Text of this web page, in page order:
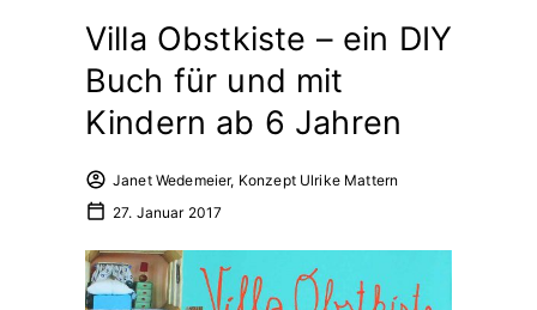
Villa Obstkiste – ein DIY
Buch für und mit
Kindern ab 6 Jahren
Janet Wedemeier, Konzept Ulrike Mattern
27. Januar 2017